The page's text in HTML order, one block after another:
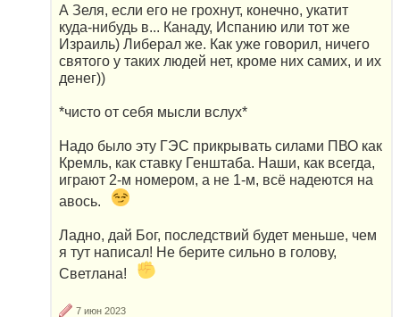
А Зеля, если его не грохнут, конечно, укатит
куда-нибудь в... Канаду, Испанию или тот же
Израиль) Либерал же. Как уже говорил, ничего
святого у таких людей нет, кроме них самих, и их
денег))
*чисто от себя мысли вслух*
Надо было эту ГЭС прикрывать силами ПВО как
Кремль, как ставку Генштаба. Наши, как всегда,
играют 2-м номером, а не 1-м, всё надеются на
авось.
Ладно, дай Бог, последствий будет меньше, чем
я тут написал! Не берите сильно в голову,
Светлана!
7 июн 2023